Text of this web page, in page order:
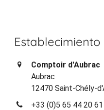
Establecimiento
Comptoir d'Aubrac
Aubrac
12470 Saint-Chély-
+33 (0)5 65 44 20 61